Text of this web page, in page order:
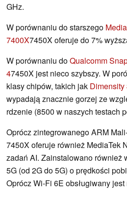
GHz.
W porównaniu do starszego
7400X7450X oferuje do 7%
W porównaniu doQualcomm
47450X jest nieco szybszy. W
klasy chipów, takich jak Dimensity
wypadają znacznie gorzej ze
rdzenie (8500 w naszych testach
Oprócz zintegrowanego ARM
7450X oferuje również MediaTek
zadań AI. Zainstalowano również
5G (od 2G do 5G) o prędkości
Oprócz Wi-Fi 6E obsługiwany